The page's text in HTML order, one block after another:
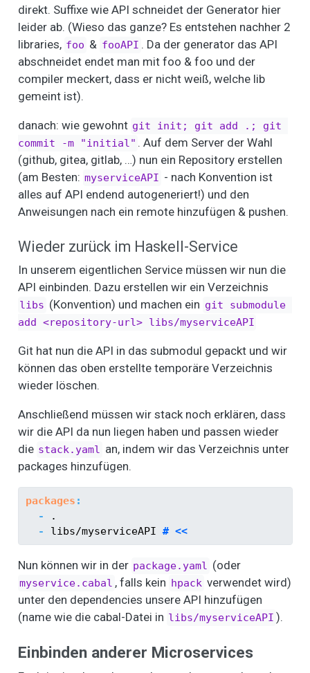
direkt. Suffixe wie API schneidet der Generator hier
leider ab. (Wieso das ganze? Es entstehen nachher 2
libraries, foo & fooAPI . Da der generator das API
abschneidet endet man mit foo & foo und der
compiler meckert, dass er nicht weiß, welche lib
gemeint ist).
danach: wie gewohnt git init; git add .; git
commit -m "initial" . Auf dem Server der Wahl
(github, gitea, gitlab, …) nun ein Repository erstellen
(am Besten: myserviceAPI - nach Konvention ist
alles auf API endend autogeneriert!) und den
Anweisungen nach ein remote hinzufügen & pushen.
Wieder zurück im Haskell-Service
In unserem eigentlichen Service müssen wir nun die
API einbinden. Dazu erstellen wir ein Verzeichnis
libs (Konvention) und machen ein git submodule
add <repository-url> libs/myserviceAPI
Git hat nun die API in das submodul gepackt und wir
können das oben erstellte temporäre Verzeichnis
wieder löschen.
Anschließend müssen wir stack noch erklären, dass
wir die API da nun liegen haben und passen wieder
die stack.yaml an, indem wir das Verzeichnis unter
packages hinzufügen.
packages :
- .
- libs/myserviceAPI # <<
Nun können wir in der package.yaml (oder
myservice.cabal , falls kein hpack verwendet wird)
unter den dependencies unsere API hinzufügen
(name wie die cabal-Datei in libs/myserviceAPI ).
Einbinden anderer Microservices